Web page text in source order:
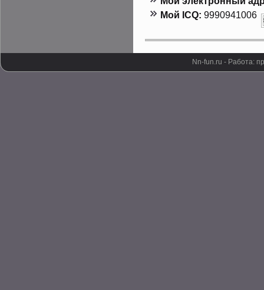
Мой ICQ: 9990941006
Nn-fun.ru - Работа: